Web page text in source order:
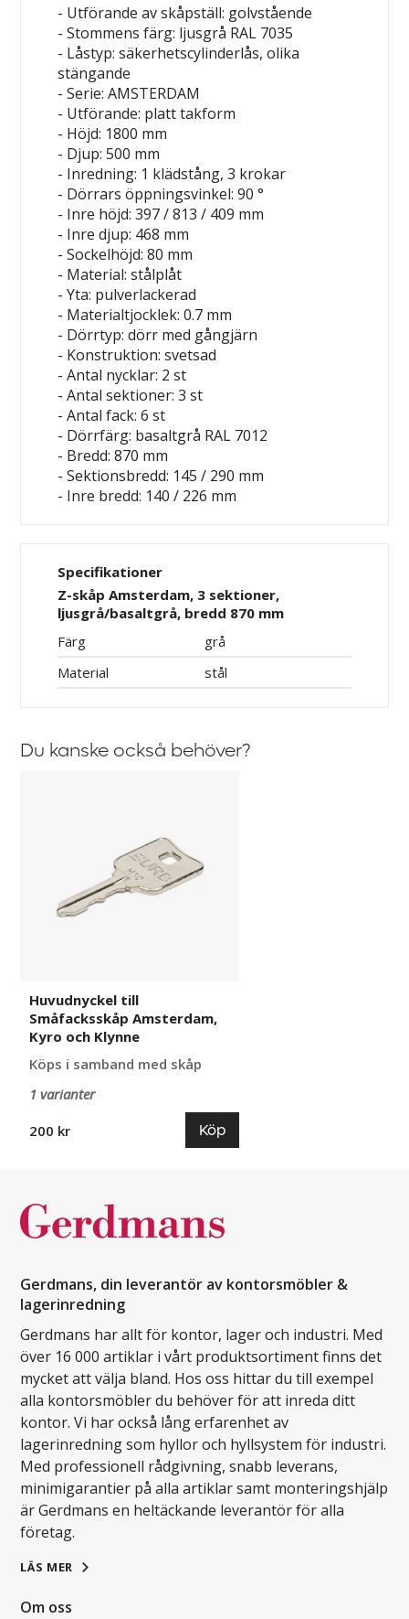
- Utförande av skåpställ: golvstående
- Stommens färg: ljusgrå RAL 7035
- Låstyp: säkerhetscylinderlås, olika
stängande
- Serie: AMSTERDAM
- Utförande: platt takform
- Höjd: 1800 mm
- Djup: 500 mm
- Inredning: 1 klädstång, 3 krokar
- Dörrars öppningsvinkel: 90 °
- Inre höjd: 397 / 813 / 409 mm
- Inre djup: 468 mm
- Sockelhöjd: 80 mm
- Material: stålplåt
- Yta: pulverlackerad
- Materialtjocklek: 0.7 mm
- Dörrtyp: dörr med gångjärn
- Konstruktion: svetsad
- Antal nycklar: 2 st
- Antal sektioner: 3 st
- Antal fack: 6 st
- Dörrfärg: basaltgrå RAL 7012
- Bredd: 870 mm
- Sektionsbredd: 145 / 290 mm
- Inre bredd: 140 / 226 mm
Specifikationer
Z-skåp Amsterdam, 3 sektioner,
ljusgrå/basaltgrå, bredd 870 mm
Färg
grå
Material
stål
Du kanske också behöver?
Klynne
Huvudnyckel till
Småfacksskåp Amsterdam,
Kyro och Klynne
Köps i samband med skåp
1 varianter
200 kr
Köp
Gerdmans, din leverantör av kontorsmöbler &
lagerinredning
Gerdmans har allt för kontor, lager och industri. Med
över 16 000 artiklar i vårt produktsortiment finns det
mycket att välja bland. Hos oss hittar du till exempel
alla kontorsmöbler du behöver för att inreda ditt
kontor. Vi har också lång erfarenhet av
lagerinredning som hyllor och hyllsystem för industri.
Med professionell rådgivning, snabb leverans,
minimigarantier på alla artiklar samt monteringshjälp
är Gerdmans en heltäckande leverantör för alla
företag.
LÄS MER
Om oss